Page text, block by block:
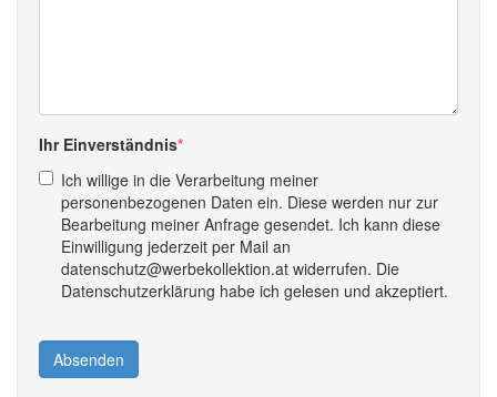
Ihr Einverständnis
Ich willige in die Verarbeitung meiner
personenbezogenen Daten ein. Diese werden nur zur
Bearbeitung meiner Anfrage gesendet. Ich kann diese
Einwilligung jederzeit per Mail an
datenschutz@werbekollektion.at widerrufen. Die
Datenschutzerklärung habe ich gelesen und akzeptiert.
Absenden